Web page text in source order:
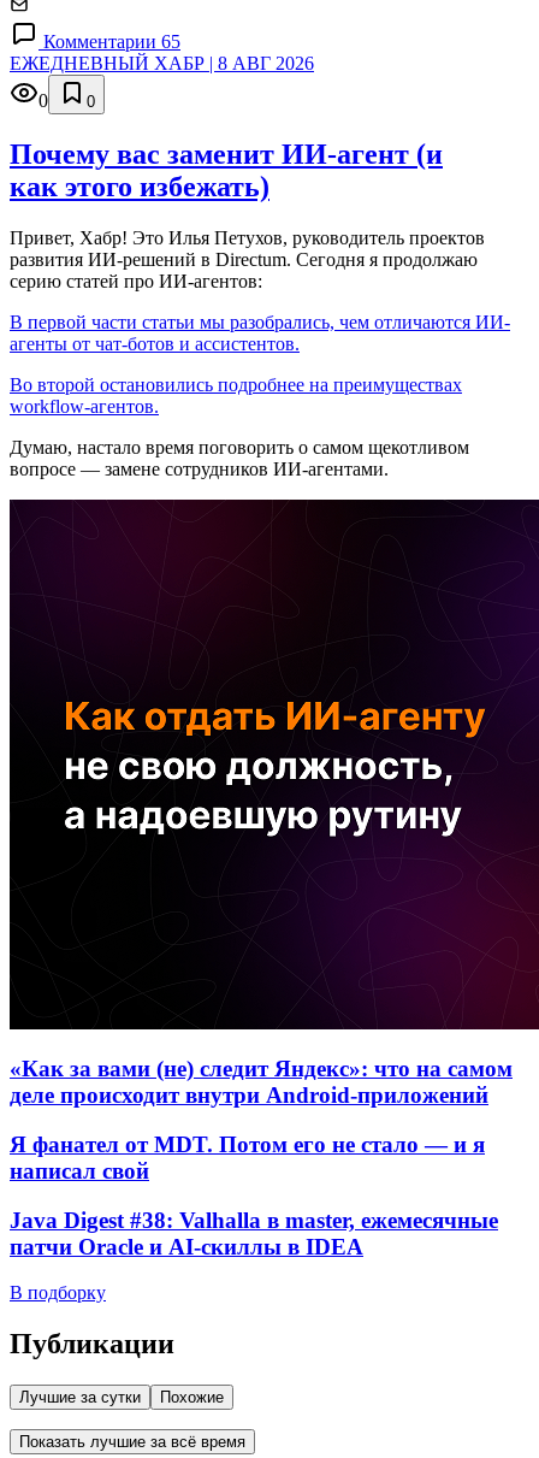
Комментарии 65
ЕЖЕДНЕВНЫЙ ХАБР | 8 АВГ 2026
0
0
Почему вас заменит ИИ‑агент (и
как этого избежать)
Привет, Хабр! Это Илья Петухов, руководитель проектов
развития ИИ-решений в Directum. Сегодня я продолжаю
серию статей про ИИ-агентов:
В первой части статьи мы разобрались, чем отличаются ИИ-
агенты от чат-ботов и ассистентов.
Во второй остановились подробнее на преимуществах
workflow-агентов.
Думаю, настало время поговорить о самом щекотливом
вопросе — замене сотрудников ИИ-агентами.
«Как за вами (не) следит Яндекс»: что на самом
деле происходит внутри Android-приложений
Я фанател от MDT. Потом его не стало — и я
написал свой
Java Digest #38: Valhalla в master, ежемесячные
патчи Oracle и AI-скиллы в IDEA
В подборку
Публикации
Лучшие за сутки Похожие
Показать лучшие за всё время